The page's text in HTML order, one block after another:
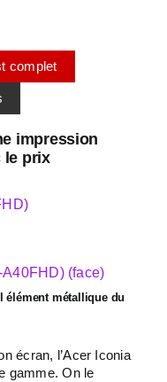
complet
impression
le prix
élément métallique du
écran, l’Acer Iconia
gamme. On le